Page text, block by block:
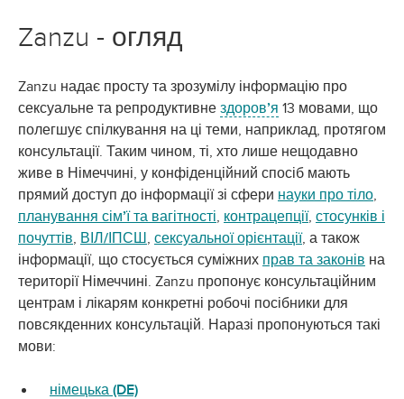
Zanzu - огляд
Zanzu надає просту та зрозумілу інформацію про
сексуальне та репродуктивне здоров’я 13 мовами, що
полегшує спілкування на ці теми, наприклад, протягом
консультації. Таким чином, ті, хто лише нещодавно
живе в Німеччині, у конфіденційний спосіб мають
прямий доступ до інформації зі сфери науки про тіло,
планування сім’ї та вагітності, контрацепції, стосунків і
почуттів, ВІЛ/ІПСШ , сексуальної орієнтації, а також
інформації, що стосується суміжних прав та законів на
території Німеччині. Zanzu пропонує консультаційним
центрам і лікарям конкретні робочі посібники для
повсякденних консультацій. Наразі пропонуються такі
мови:
німецька (DE)